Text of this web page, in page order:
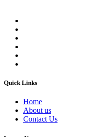
Quick Links
Home
About us
Contact Us